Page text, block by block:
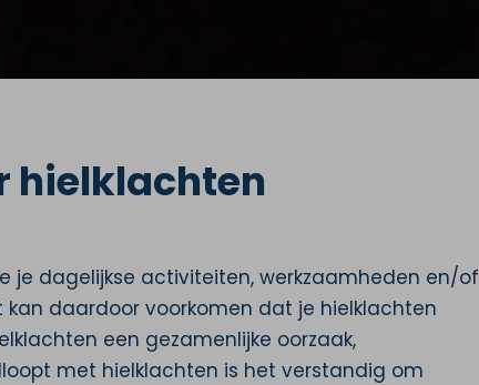
hielklachten
je dagelijkse activiteiten, werkzaamheden en/of
daardoor voorkomen dat je hielklachten
een gezamenlijke oorzaak,
met hielklachten is het verstandig om